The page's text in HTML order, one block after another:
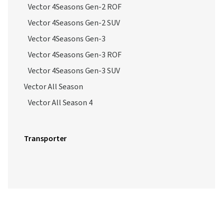
Vector 4Seasons Gen-2 ROF
Vector 4Seasons Gen-2 SUV
Vector 4Seasons Gen-3
Vector 4Seasons Gen-3 ROF
Vector 4Seasons Gen-3 SUV
Vector All Season
Vector All Season 4
Transporter